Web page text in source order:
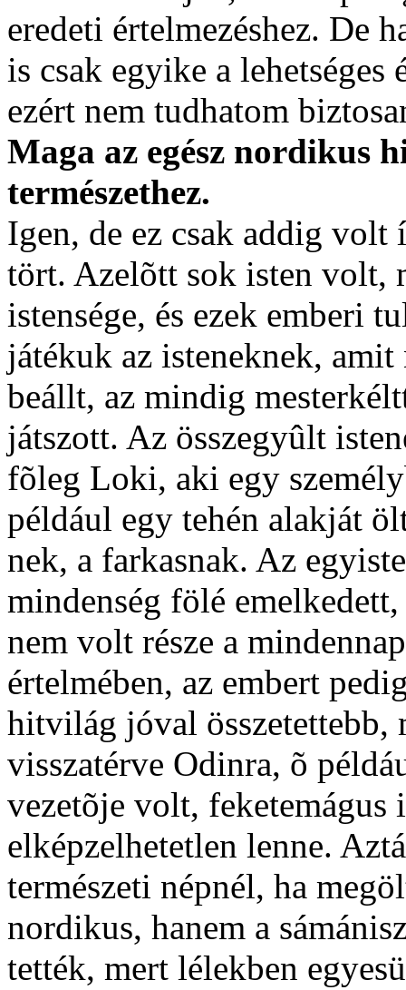
eredeti értelmezéshez. De
is csak egyike a lehetséges
ezért nem tudhatom
Maga az egész nordikus
természethez.
Igen, de ez csak addig volt
tört. Azelõtt sok isten volt,
istensége, és ezek emberi
játékuk az isteneknek,
beállt, az mindig
játszott. Az összegyûlt
fõleg Loki, aki egy
például egy tehén alakját
nek, a farkasnak. Az
mindenség fölé
nem volt része a
értelmében, az embert
hitvilág jóval összetettebb,
visszatérve Odinra, õ
vezetõje volt, feketemágus
elképzelhetetlen lenne.
természeti népnél, ha
nordikus, hanem a
tették, mert lélekben